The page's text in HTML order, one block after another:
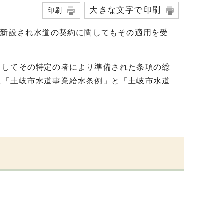
印刷 大きな文字で印刷
設され水道の契約に関してもその適用を受
てその特定の者により準備された条項の総
土岐市水道事業給水条例」と「土岐市水道